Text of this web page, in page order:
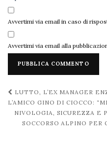
Avvertimi via email in caso di
Avvertimi via email alla
Navigazione
post
LUTTO, L’EX MANAGER
L’AMICO GINO DI CIOCCO:
NIVOLOGIA, SICUREZZA E
SOCCORSO ALPINO PER